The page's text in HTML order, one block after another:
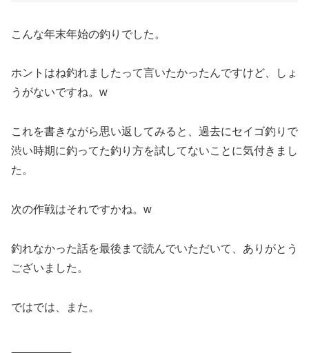
こんな年末年始の釣りでした。
ホントはね釣れましたって言いたかったんですけど、しょ
うがないですね。w
これを書きながら思い返してみると、過去にセイゴ釣りで
渋い時期に釣ってた釣り方を試してないことに気付きまし
た。
次の作戦はそれですかね。w
釣れなかった話を最後まで読んでいただいて、ありがとう
ございました。
ではでは、また。